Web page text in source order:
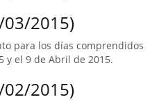
03/2015)
para los días comprendidos
y el 9 de Abril de 2015.
02/2015)